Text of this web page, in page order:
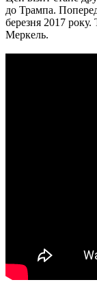
до Трампа.
березня 2017
Меркель.